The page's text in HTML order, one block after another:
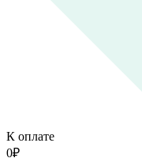
К оплате
0₽